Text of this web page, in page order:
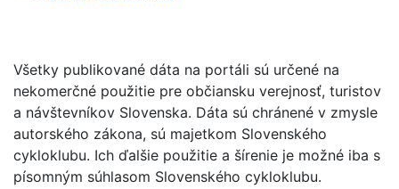
Všetky publikované dáta na portáli sú určené na
nekomerčné použitie pre občiansku verejnosť, turistov
a návštevníkov Slovenska. Dáta sú chránené v zmysle
autorského zákona, sú majetkom Slovenského
cykloklubu. Ich ďalšie použitie a šírenie je možné iba s
písomným súhlasom Slovenského cykloklubu.